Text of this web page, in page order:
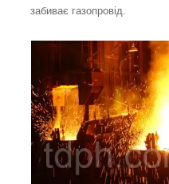
забиває газопровід.